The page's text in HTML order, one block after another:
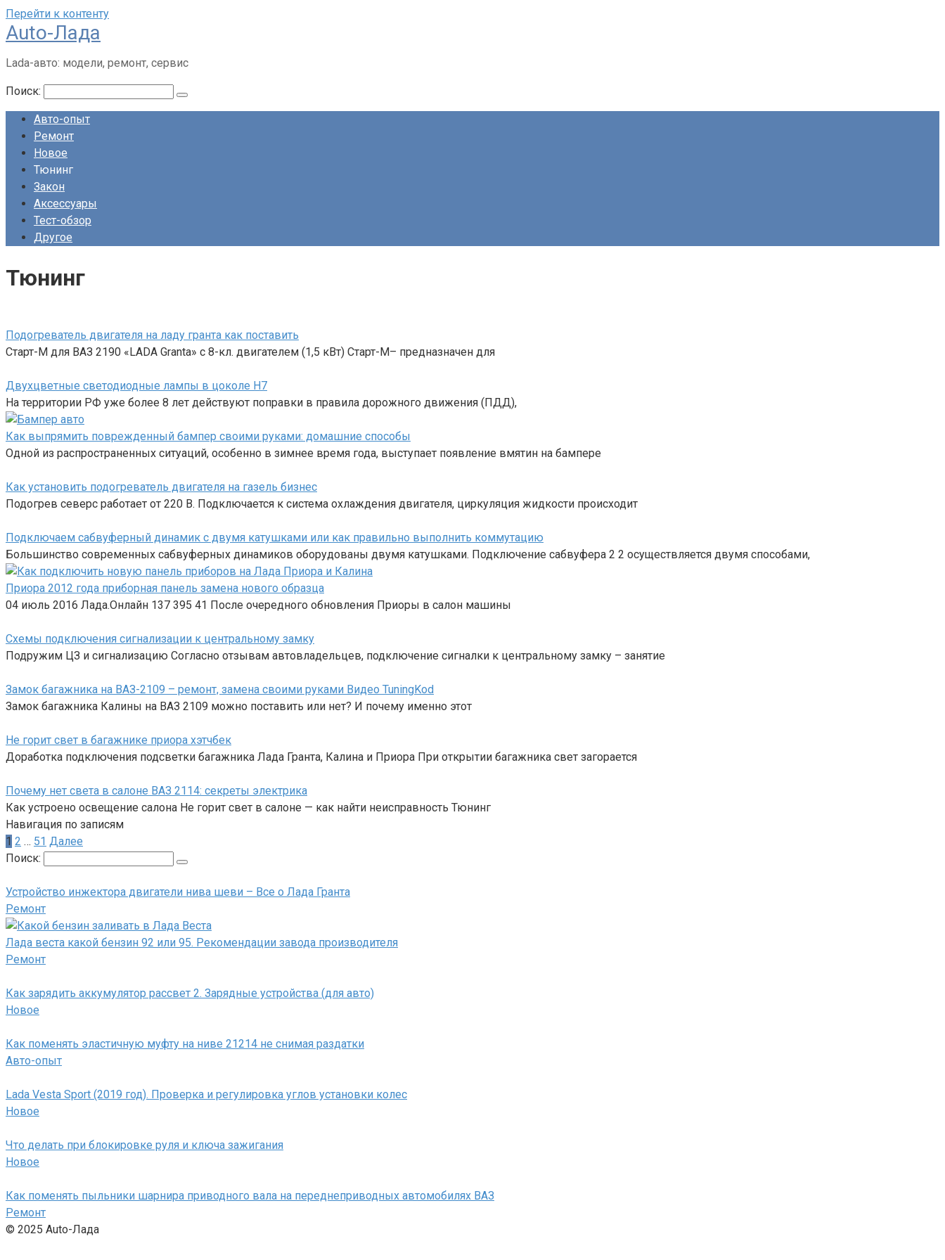
Перейти к контенту
Auto-Лада
Lada-авто: модели, ремонт, сервис
Поиск:
Авто-опыт
Ремонт
Новое
Тюнинг
Закон
Аксессуары
Тест-обзор
Другое
Тюнинг
Подогреватель двигателя на ладу гранта как поставить
Старт-М для ВАЗ 2190 «LADA Granta» с 8-кл. двигателем (1,5 кВт) Старт-М– предназначен для
Двухцветные светодиодные лампы в цоколе H7
На территории РФ уже более 8 лет действуют поправки в правила дорожного движения (ПДД),
Как выпрямить поврежденный бампер своими руками: домашние способы
Одной из распространенных ситуаций, особенно в зимнее время года, выступает появление вмятин на бампере
Как установить подогреватель двигателя на газель бизнес
Подогрев северс работает от 220 В. Подключается к система охлаждения двигателя, циркуляция жидкости происходит
Подключаем сабвуферный динамик с двумя катушками или как правильно выполнить коммутацию
Большинство современных сабвуферных динамиков оборудованы двумя катушками. Подключение сабвуфера 2 2 осуществляется двумя способами,
Приора 2012 года приборная панель замена нового образца
04 июль 2016 Лада.Онлайн 137 395 41 После очередного обновления Приоры в салон машины
Схемы подключения сигнализации к центральному замку
Подружим ЦЗ и сигнализацию Согласно отзывам автовладельцев, подключение сигналки к центральному замку – занятие
Замок багажника на ВАЗ-2109 – ремонт, замена своими руками Видео TuningKod
Замок багажника Калины на ВАЗ 2109 можно поставить или нет? И почему именно этот
Не горит свет в багажнике приора хэтчбек
Доработка подключения подсветки багажника Лада Гранта, Калина и Приора При открытии багажника свет загорается
Почему нет света в салоне ВАЗ 2114: секреты электрика
Как устроено освещение салона Не горит свет в салоне — как найти неисправность Тюнинг
Навигация по записям
1 2 … 51 Далее
Поиск:
Устройство инжектора двигатели нива шеви – Все о Лада Гранта
Ремонт
Лада веста какой бензин 92 или 95. Рекомендации завода производителя
Ремонт
Как зарядить аккумулятор рассвет 2. Зарядные устройства (для авто)
Новое
Как поменять эластичную муфту на ниве 21214 не снимая раздатки
Авто-опыт
Lada Vesta Sport (2019 год). Проверка и регулировка углов установки колес
Новое
Что делать при блокировке руля и ключа зажигания
Новое
Как поменять пыльники шарнира приводного вала на переднеприводных автомобилях ВАЗ
Ремонт
© 2025 Auto-Лада